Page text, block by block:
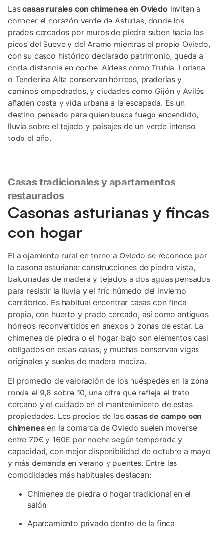
Lascasas rurales con chimenea en Oviedoinvitan a
conocer el corazón verde de Asturias, donde los
prados cercados por muros de piedra suben hacia los
picos del Sueve y del Aramo mientras el propio Oviedo,
con su casco histórico declarado patrimonio, queda a
corta distancia en coche. Aldeas como Trubia, Loriana
o Tenderina Alta conservan hórreos, praderías y
caminos empedrados, y ciudades como Gijón y Avilés
añaden costa y vida urbana a la escapada. Es un
destino pensado para quien busca fuego encendido,
lluvia sobre el tejado y paisajes de un verde intenso
todo el año.
Casas tradicionales y apartamentos
restaurados
Casonas asturianas y fincas
con hogar
El alojamiento rural en torno a Oviedo se reconoce por
la casona asturiana: construcciones de piedra vista,
balconadas de madera y tejados a dos aguas pensados
para resistir la lluvia y el frío húmedo del invierno
cantábrico. Es habitual encontrar casas con finca
propia, con huerto y prado cercado, así como antiguos
hórreos reconvertidos en anexos o zonas de estar. La
chimenea de piedra o el hogar bajo son elementos casi
obligados en estas casas, y muchas conservan vigas
originales y suelos de madera maciza.
El promedio de valoración de los huéspedes en la zona
ronda el 9,8 sobre 10, una cifra que refleja el trato
cercano y el cuidado en el mantenimiento de estas
propiedades. Los precios de lascasas de campo con
chimeneaen la comarca de Oviedo suelen moverse
entre 70€ y 160€ por noche según temporada y
capacidad, con mejor disponibilidad de octubre a mayo
y más demanda en verano y puentes. Entre las
comodidades más habituales destacan:
Chimenea de piedra o hogar tradicional en el
salón
Aparcamiento privado dentro de la finca